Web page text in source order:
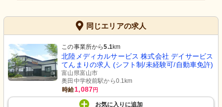
同じエリアの求人
この事業所から5.1km
北陸メディカルサービス 株式会社 デイサービス
てんまりの求人 (シフト制/未経験可/自動車免許)
富山県富山市
奥田中学校前駅から0.1km
時給1,087円
お気に入り に追加